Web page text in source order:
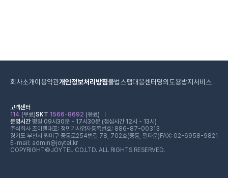
회사소개이용약관개인정보처리방침불법스팸대응센터 명의도용방지서비스
고객센터
114 (무료)SKT 1566-8692 (유료)
운영시간평일 09시30분 - 17시30분 (점심시간 12시 - 13시)
주식회사 조이텔대표: 정민기 사업자등록번호: 886-87-00313
경기도 부천시 원미구 중동로254번길 78, 702호(중동, 필타운) FAX: 02-6958-9821
E-mail: admin@joytel.kr
COPYRIGHT©JOYTEL CO.LTD. ALL RIGHTS RESERVED.